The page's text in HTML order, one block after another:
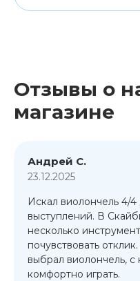
Отзывы о
магазине
Андрей С.
23.12.2025
Искал виолончель 4/4
выступлений. В
несколько
почувствовать
выбрал виолончель, с
комфортно играть.